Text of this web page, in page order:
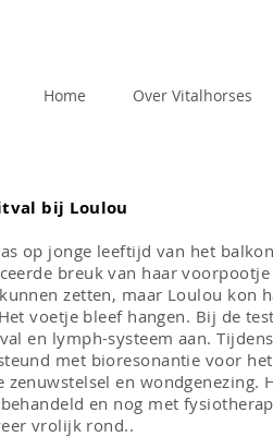
Home Over Vitalhorses
bij Loulou
op jonge leeftijd van het
breuk van haar
zetten, maar Loulou kon
voetje bleef hangen. Bij de
en lymph-systeem aan.
met bioresonantie voor
zenuwstelsel en wondgenezing.
en nog met
vrolijk rond..